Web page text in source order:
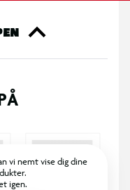
vi nemt vise dig dine
igen.